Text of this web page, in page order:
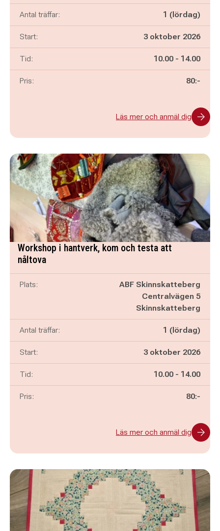
Antal träffar: 1 (lördag)
Start: 3 oktober 2026
Tid: Pågår mellan
10.00 - och
14.00
Pris: 80:-
Läs mer och anmäl dig
Workshop i hantverk, kom och testa att
nåltova
Plats:
ABF Skinnskatteberg
Centralvägen 5
Skinnskatteberg
Antal träffar: 1 (lördag)
Start: 3 oktober 2026
Tid: Pågår mellan
10.00 - och
14.00
Pris: 80:-
Läs mer och anmäl dig